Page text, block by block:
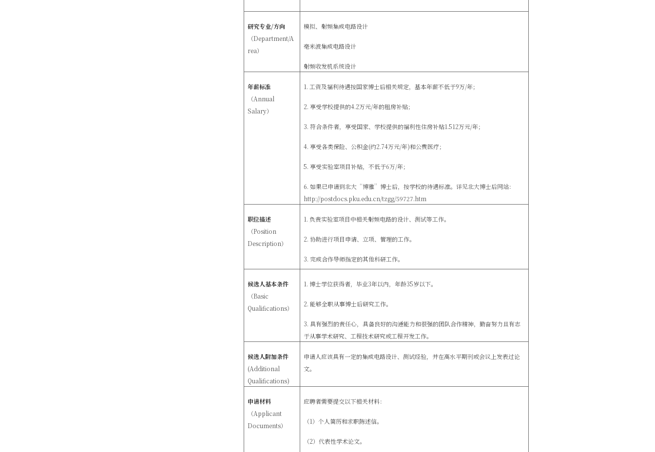
研究专业/方向
（Department/A
rea）
模拟、射频集成电路设计
毫米波集成电路设计
射频收发机系统设计
年薪标准
（Annual
Salary）
1. 工资及福利待遇按国家博士后相关规定，基本年薪不低于9万/年；
2. 享受学校提供的4.2万元/年的租房补贴；
3. 符合条件者，享受国家、学校提供的福利性住房补贴1.512万元/年；
4. 享受各类保险、公积金(约2.74万元/年)和公费医疗；
5. 享受实验室项目补贴，不低于6万/年；
6. 如果已申请到北大 “博雅” 博士后，按学校的待遇标准。详见北大博士后网站：
http://postdocs.pku.edu.cn/tzgg/59727.htm
职位描述
（Position
Description）
1. 负责实验室项目中相关射频电路的设计、测试等工作。
2. 协助进行项目申请、立项、管理的工作。
3. 完成合作导师指定的其他科研工作。
候选人基本条件
（Basic
Qualifications）
1. 博士学位获得者，毕业3年以内，年龄35岁以下。
2. 能够全职从事博士后研究工作。
3. 具有强烈的责任心，具备良好的沟通能力和很强的团队合作精神，勤奋努力且有志
于从事学术研究、工程技术研究或工程开发工作。
候选人附加条件
(Additional
Qualifications)
申请人应该具有一定的集成电路设计、测试经验，并在高水平期刊或会议上发表过论
文。
申请材料
（Applicant
Documents）
应聘者需要提交以下相关材料：
（1）个人简历和求职陈述信。
（2）代表性学术论文。